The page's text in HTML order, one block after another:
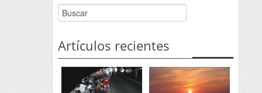
Artículos recientes